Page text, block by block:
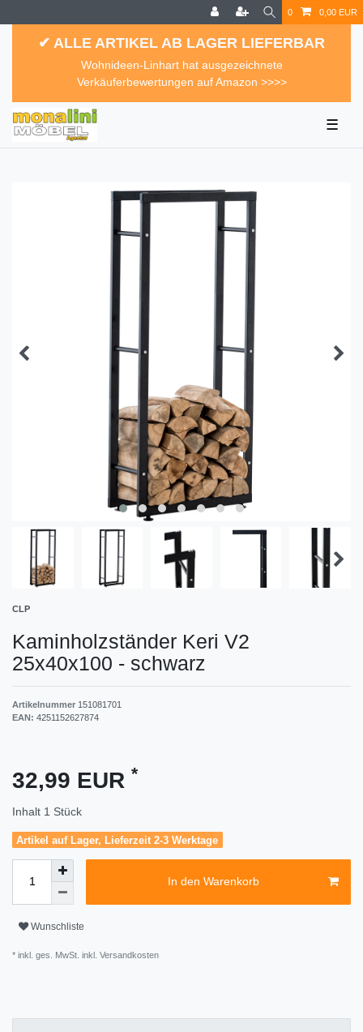
0 0,00 EUR
✔ ALLE ARTIKEL AB LAGER LIEFERBAR
Wohnideen-Linhart hat ausgezeichnete
Verkäuferbewertungen auf Amazon >>>>
☰
CLP
Kaminholzständer Keri V2
25x40x100 - schwarz
Artikelnummer 151081701
EAN: 4251152627874
32,99 EUR *
Inhalt 1 Stück
Artikel auf Lager, Lieferzeit 2-3 Werktage
In den Warenkorb
Wunschliste
* inkl. ges. MwSt. inkl. Versandkosten